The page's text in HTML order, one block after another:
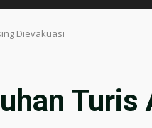
Dievakuasi
Turis